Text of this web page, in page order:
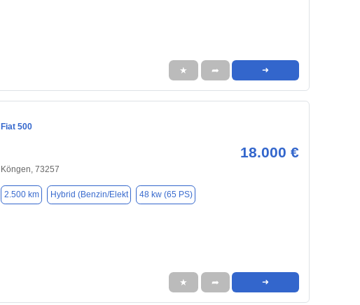
★ ➦ ➜
Fiat 500
18.000 €
Köngen, 73257
2.500 km Hybrid (Benzin/Elekt 48 kw (65 PS)
★ ➦ ➜